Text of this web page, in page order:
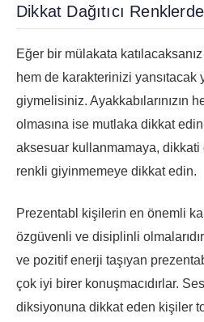
Dikkat Dağıtıcı
Eğer bir mülakata
hem de karakterinizi yansıtacak
giymelisiniz. Ayakkabılarınızın
olmasına ise mutlaka dikkat
aksesuar kullanmamaya, dikkati
renkli giyinmemeye dikkat edin.
Prezentabl kişilerin en önemli
özgüvenli ve disiplinli
ve pozitif enerji taşıyan
çok iyi birer konuşmacıdırlar.
diksiyonuna dikkat eden kişiler